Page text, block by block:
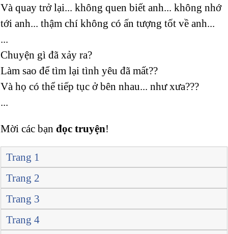
Và quay trở lại... không quen biết anh... không nhớ
tới anh... thậm chí không có ấn tượng tốt về anh...
...
Chuyện gì đã xảy ra?
Làm sao để tìm lại tình yêu đã mất??
Và họ có thể tiếp tục ở bên nhau... như xưa???
...
Mời các bạn đọc truyện!
Trang 1
Trang 2
Trang 3
Trang 4